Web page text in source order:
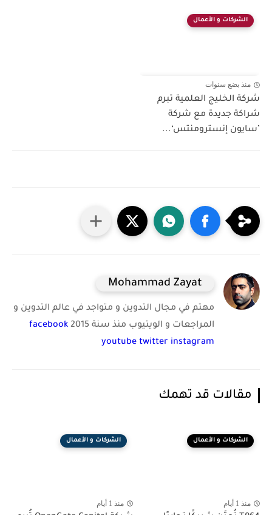
الشركات و الأعمال
منذ بضع سنوات
شركة الخليج العلمية تبرم
شراكة جديدة مع شركة
’سايون إنسترومنتس‘...
Mohammad Zayat
مهتم في مجال التدوين و متواجد في عالم التدوين و
المراجعات و الويتيوب منذ سنة 2015
facebook
youtube twitter instagram
مقالات قد تهمك
الشركات و الأعمال
منذ 1 أيام
الشركات و الأعمال
منذ 1 أيام